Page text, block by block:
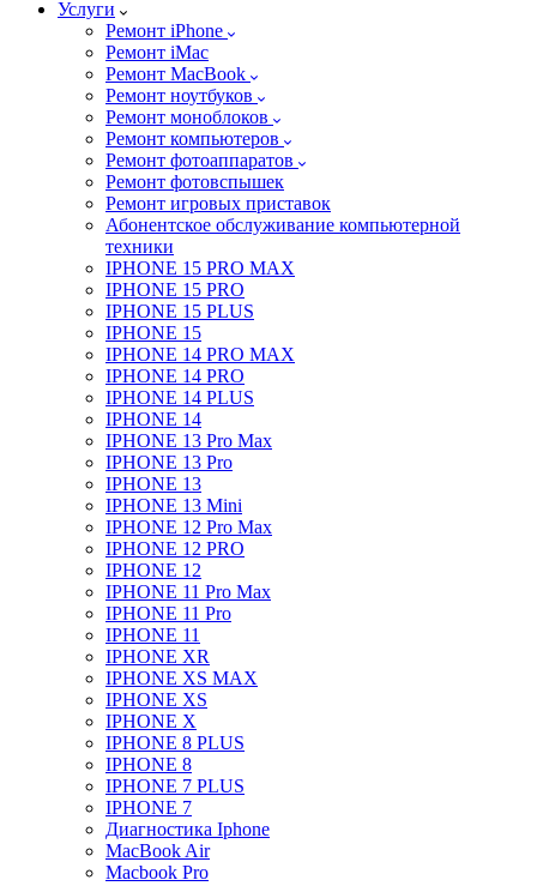
Услуги
Ремонт iPhone
Ремонт iMac
Ремонт MacBook
Ремонт ноутбуков
Ремонт моноблоков
Ремонт компьютеров
Ремонт фотоаппаратов
Ремонт фотовспышек
Ремонт игровых приставок
Абонентское обслуживание компьютерной
техники
IPHONE 15 PRO MAX
IPHONE 15 PRO
IPHONE 15 PLUS
IPHONE 15
IPHONE 14 PRO MAX
IPHONE 14 PRO
IPHONE 14 PLUS
IPHONE 14
IPHONE 13 Pro Max
IPHONE 13 Pro
IPHONE 13
IPHONE 13 Mini
IPHONE 12 Pro Max
IPHONE 12 PRO
IPHONE 12
IPHONE 11 Pro Max
IPHONE 11 Pro
IPHONE 11
IPHONE XR
IPHONE XS MAX
IPHONE XS
IPHONE X
IPHONE 8 PLUS
IPHONE 8
IPHONE 7 PLUS
IPHONE 7
Диагностика Iphone
MacBook Air
Macbook Pro